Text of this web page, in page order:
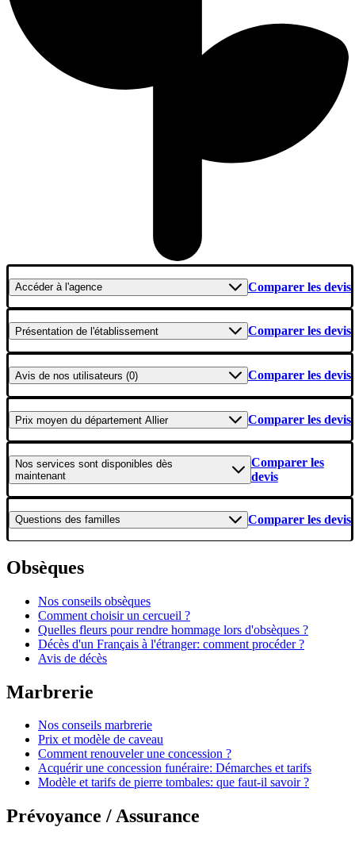
Accéderà l'agence Comparer les devis
Présentation de l'établissement Comparer les devis
Avis de nos utilisateurs (0) Comparer les devis
Prix moyen du département Allier Comparer les devis
Nos services sont disponibles dès
maintenant
Comparer les
devis
Questions des familles Comparer les devis
Obsèques
Nos conseils obsèques
Comment choisir un cercueil ?
Quelles fleurs pour rendre hommage lors d'obsèques ?
Décès d'un Français à l'étranger: comment procéder ?
Avis de décès
Marbrerie
Nos conseils marbrerie
Prix et modèle de caveau
Comment renouveler une concession ?
Acquérir une concession funéraire: Démarches et tarifs
Modèle et tarifs de pierre tombales: que faut-il savoir ?
Prévoyance / Assurance